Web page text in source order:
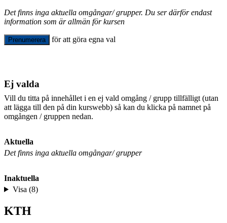
Det finns inga aktuella omgångar/ grupper. Du ser därför endast
information som är allmän för kursen
Prenumerera för att göra egna val
Ej valda
Vill du titta på innehållet i en ej vald omgång / grupp tillfälligt (utan
att lägga till den på din kurswebb) så kan du klicka på namnet på
omgången / gruppen nedan.
Aktuella
Det finns inga aktuella omgångar/ grupper
Inaktuella
Visa (8)
KTH